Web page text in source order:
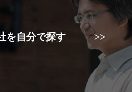
を自分で探す